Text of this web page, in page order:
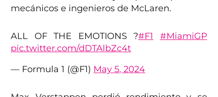
mecánicos e ingenieros de McLaren.
ALL OF THE EMOTIONS ?#F1
#MiamiGP
pic.twitter.com/dDTAlbZc4t
— Formula 1 (@F1) May 5, 2024